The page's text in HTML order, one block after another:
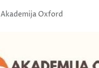
Akademija Oxford